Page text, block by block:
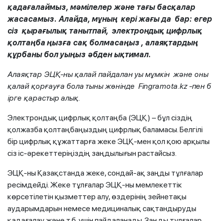
қадағалаймыз, мәмілелер және тағы басқалар
жасасамыз. Алайда, мұның кері жағы да бар: егер
сіз қырағылық танытпай, электрондық цифрлық
қолтаңба ңызға сақ болмасаңыз , алаяқтардың
құрбаны бол уыңыз әбден ықтимал.
Алаяқтар ЭЦҚ-ны қалай пайдалан уы мұмкін және оны
қалай қорғауға бола тыны жөнінде Fingramota.kz -пен б
ірге қарастыр алық.
Электрондық цифрлық қолтаңба (ЭЦҚ) – бұл сіздің
қолжазба қолтаңбаңыздың цифрлық баламасы. Белгілі
бір цифрлық құжаттарға жеке ЭЦҚ-мен қол қою арқылы
сіз іс-әрекеттеріңіздің заңдылығын растайсыз.
ЭЦҚ-ны Қазақстанда жеке, сондай-ақ заңды тұлғалар
ресімдейді. Жеке тұлғалар ЭЦҚ-ны мемлекеттік
көрсетілетін қызметтер алу, өздерінің зейнетақы
аударымдарын немесе медициналық сақтандыруды